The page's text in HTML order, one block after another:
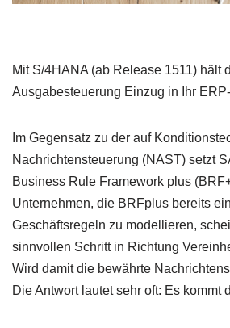
Mit S/4HANA (ab Release 1511) hält
Ausgabesteuerung Einzug in Ihr
Im Gegensatz zu der auf
Nachrichtensteuerung (NAST) setzt
Business Rule Framework plus
Unternehmen, die BRFplus bereits
Geschäftsregeln zu modellieren,
sinnvollen Schritt in Richtung
Wird damit die bewährte
Die Antwort lautet sehr oft: Es kommt